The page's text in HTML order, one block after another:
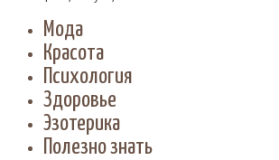
Мода
Красота
Психология
Здоровье
Эзотерика
Полезно знать